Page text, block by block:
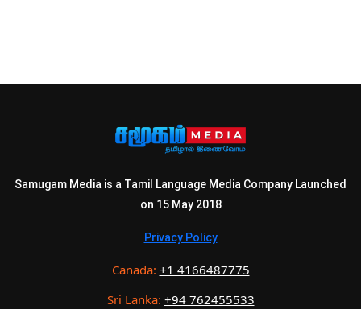
Samugam Media is a Tamil Language Media Company Launched
on 15 May 2018
Privacy Policy
Canada: +1 4166487775
Sri Lanka: +94 762455533